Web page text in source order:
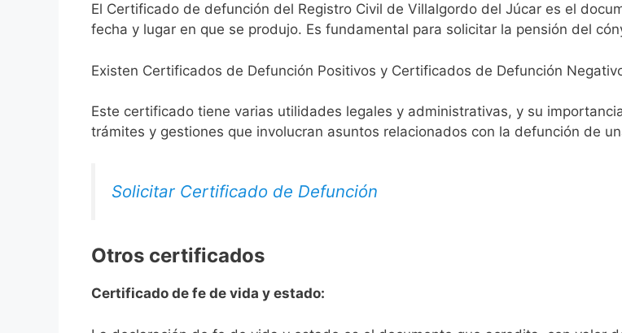
El Certificado de defunción del Registro Civil de Villalgordo del Júcar es el
fecha y lugar en que se produjo. Es fundamental para solicitar la pensión del
Existen Certificados de Defunción Positivos y Certificados de Defunción
Este certificado tiene varias utilidades legales y administrativas, y su
trámites y gestiones que involucran asuntos relacionados con la defunción de
Solicitar Certificado de Defunción
Otros certificados
Certificado de fe de vida y estado: